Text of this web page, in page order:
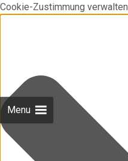
Cookie-Zustimmung verwalten
Menu